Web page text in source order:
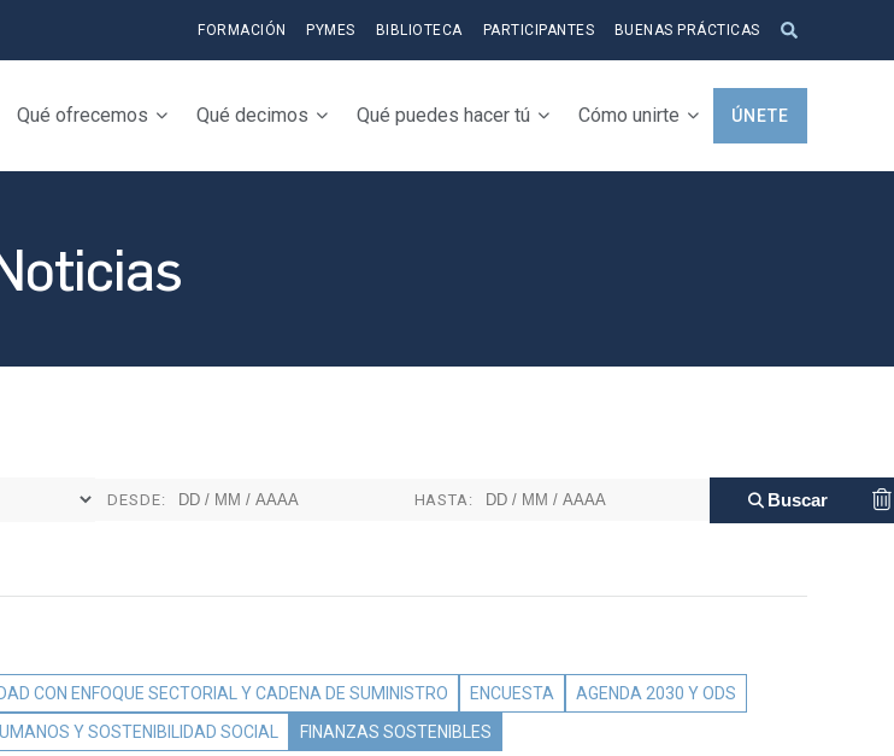
FORMACIÓN PYMES BIBLIOTECA PARTICIPANTES BUENAS PRÁCTICAS
Qué ofrecemos Qué decimos Qué puedes hacer tú Cómo unirte ÚNETE
DESDE: HASTA:
CON ENFOQUE SECTORIAL Y CADENA DE SUMINISTRO ENCUESTA
AGENDA 2030 Y ODS
Y SOSTENIBILIDAD SOCIAL FINANZAS SOSTENIBLES